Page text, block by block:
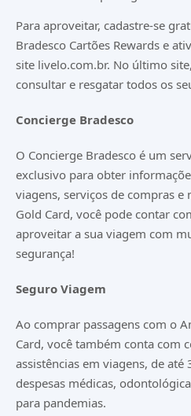
Para aproveitar, cadastre-se
Bradesco Cartões Rewards e
site livelo.com.br. No último
consultar e resgatar todos os
Concierge Bradesco
O Concierge Bradesco é um
exclusivo para obter
viagens, serviços de compras
Gold Card, você pode contar
aproveitar a sua viagem com
segurança!
Seguro Viagem
Ao comprar passagens com o
Card, você também conta com
assistências em viagens, de
despesas médicas,
para pandemias.